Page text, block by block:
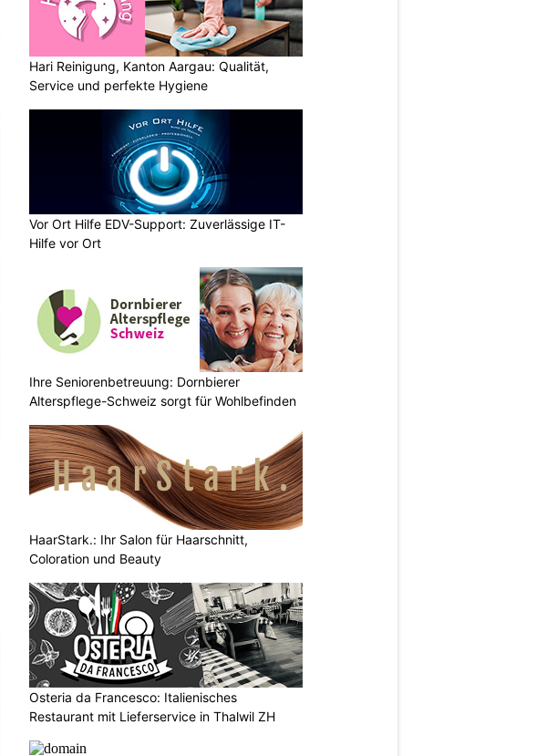
Hari Reinigung, Kanton Aargau: Qualität,
Service und perfekte Hygiene
Vor Ort Hilfe EDV-Support: Zuverlässige IT-
Hilfe vor Ort
Ihre Seniorenbetreuung: Dornbierer
Alterspflege-Schweiz sorgt für Wohlbefinden
HaarStark.: Ihr Salon für Haarschnitt,
Coloration und Beauty
Osteria da Francesco: Italienisches
Restaurant mit Lieferservice in Thalwil ZH